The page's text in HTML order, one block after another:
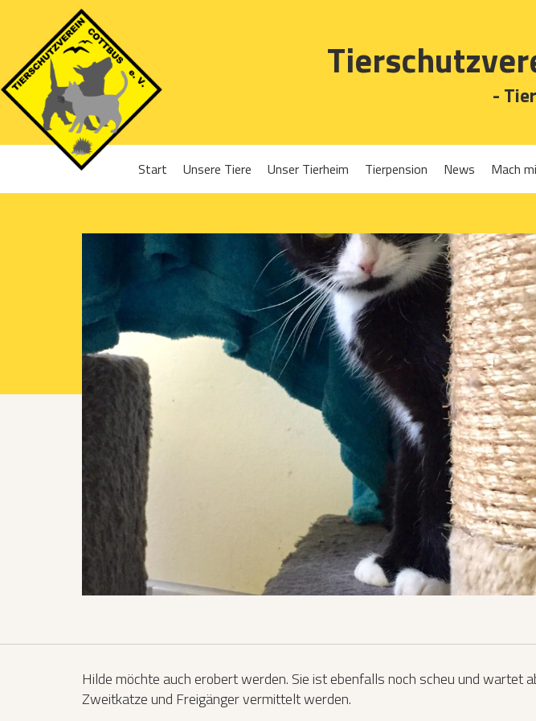
-
Start Unsere Tiere
Kleintiere
Unser Tierheim
Projekte 2017
Projekte 2018
Projekte 2019
Projekte 2020
Projekte 2021
Projekte 2022
Projekte 2023
Organisation
Tierpension News Mach
Hilde möchte auch erobert werden. Sie ist ebenfalls noch scheu und wartet
Zweitkatze und Freigänger vermittelt werden.